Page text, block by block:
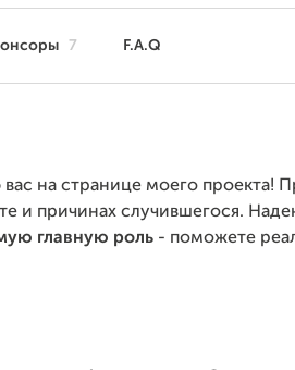
7 F.A.Q
на странице моего проекта!
и причинах случившегося.
главную роль - поможете